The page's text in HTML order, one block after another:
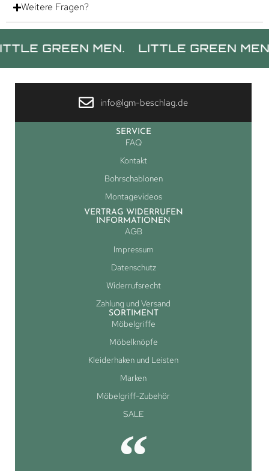
Weitere Fragen?
GREEN MEN. LITTLE GREEN MEN.
info@lgm-beschlag.de
SERVICE
FAQ
Kontakt
Bohrschablonen
Montagevideos
VERTRAG WIDERRUFEN
INFORMATIONEN
AGB
Impressum
Datenschutz
Widerrufsrecht
Zahlung und Versand
SORTIMENT
Möbelgriffe
Möbelknöpfe
Kleiderhaken und Leisten
Marken
Möbelgriff-Zubehör
SALE